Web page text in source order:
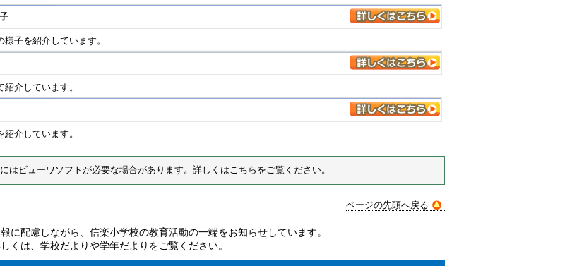
子を紹介しています。
介しています。
介しています。
はビューワソフトが必要な場合があります。詳しくはこちらをご覧ください。
ページの先頭へ戻る
に配慮しながら、信楽小学校の教育活動の一端をお知らせしています。
くは、学校だよりや学年だよりをご覧ください。